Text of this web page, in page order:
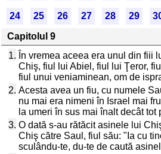
24 25 26 27 28 29
Capitolul 9
1. În vremea aceea era unul din fiii
Chiş, fiul lui Abiel, fiul lui Ţeror,
fiul unui veniaminean, om de
2. Acesta avea un fiu, cu numele
nu mai era nimeni în Israel mai
la umeri în sus mai înalt decât tot
3. O dată s-au rătăcit asinele lui
Chiş către Saul, fiul său: "Ia cu
sculându-te, du-te de caută